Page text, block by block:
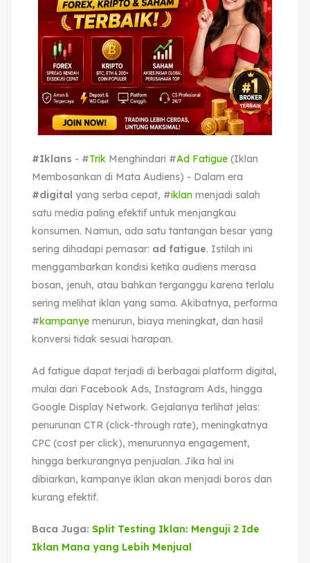
#Iklans - #Trik Menghindari #Ad Fatigue (Iklan
Membosankan di Mata Audiens) - Dalam era
#digital yang serba cepat, #iklan menjadi salah
satu media paling efektif untuk menjangkau
konsumen. Namun, ada satu tantangan besar yang
sering dihadapi pemasar: ad fatigue. Istilah ini
menggambarkan kondisi ketika audiens merasa
bosan, jenuh, atau bahkan terganggu karena terlalu
sering melihat iklan yang sama. Akibatnya, performa
#kampanye menurun, biaya meningkat, dan hasil
konversi tidak sesuai harapan.
Ad fatigue dapat terjadi di berbagai platform digital,
mulai dari Facebook Ads, Instagram Ads, hingga
Google Display Network. Gejalanya terlihat jelas:
penurunan CTR (click-through rate), meningkatnya
CPC (cost per click), menurunnya engagement,
hingga berkurangnya penjualan. Jika hal ini
dibiarkan, kampanye iklan akan menjadi boros dan
kurang efektif.
Baca Juga: Split Testing Iklan: Menguji 2 Ide
Iklan Mana yang Lebih Menjual